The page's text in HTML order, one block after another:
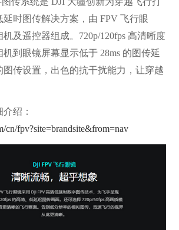
时图传解决方案，由 FPV 飞行眼
及遥控器组成。720p/120fps 高清晰度
到眼镜屏幕显示低于 28ms 的图传延
图传设置，出色的抗干扰能力，让穿越
绍：
cn/fpv?site=brandsite&from=nav